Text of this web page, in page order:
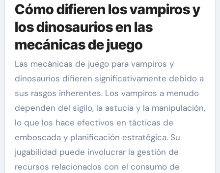
Cómo difieren los vampiros y
los dinosaurios en las
mecánicas de juego
Las mecánicas de juego para vampiros y
dinosaurios difieren significativamente debido a
sus rasgos inherentes. Los vampiros a menudo
dependen del sigilo, la astucia y la manipulación,
lo que los hace efectivos en tácticas de
emboscada y planificación estratégica. Su
jugabilidad puede involucrar la gestión de
recursos relacionados con el consumo de